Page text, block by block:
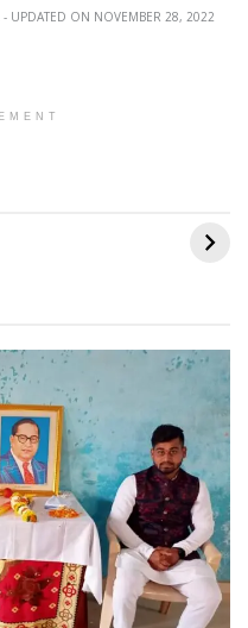
UPDATED ON NOVEMBER 28, 2022